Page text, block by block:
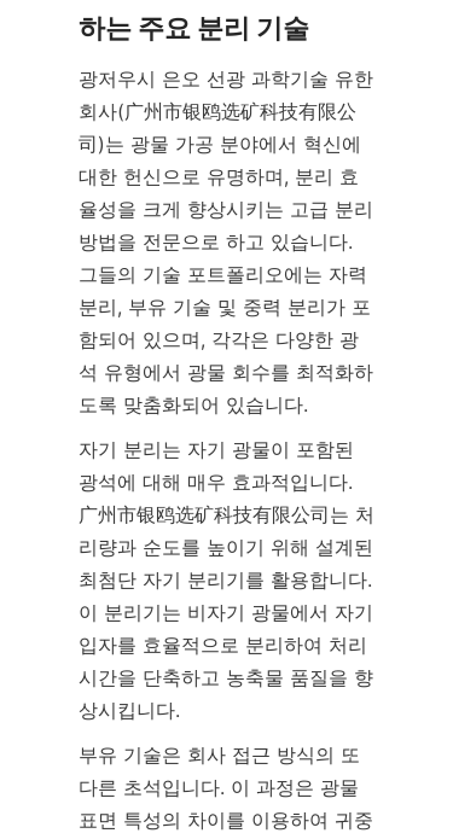
하는 주요 분리 기술
광저우시 은오 선광 과학기술 유한
회사(广州市银鸥选矿科技有限公
司)는 광물 가공 분야에서 혁신에
대한 헌신으로 유명하며, 분리 효
율성을 크게 향상시키는 고급 분리
방법을 전문으로 하고 있습니다.
그들의 기술 포트폴리오에는 자력
분리, 부유 기술 및 중력 분리가 포
함되어 있으며, 각각은 다양한 광
석 유형에서 광물 회수를 최적화하
도록 맞춤화되어 있습니다.
자기 분리는 자기 광물이 포함된
광석에 대해 매우 효과적입니다.
广州市银鸥选矿科技有限公司는 처
리량과 순도를 높이기 위해 설계된
최첨단 자기 분리기를 활용합니다.
이 분리기는 비자기 광물에서 자기
입자를 효율적으로 분리하여 처리
시간을 단축하고 농축물 품질을 향
상시킵니다.
부유 기술은 회사 접근 방식의 또
다른 초석입니다. 이 과정은 광물
표면 특성의 차이를 이용하여 귀중